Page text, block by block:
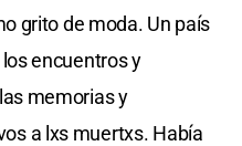
grito de moda. Un país
encuentros y
memorias y
a lxs muertxs. Había